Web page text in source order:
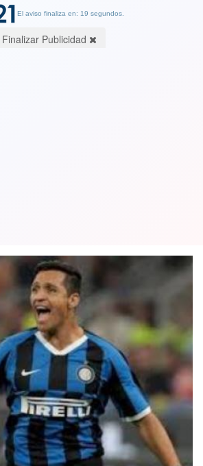
El aviso finaliza en: 19 segundos.
Finalizar Publicidad